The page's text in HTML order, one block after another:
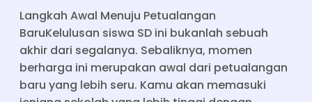
Langkah Awal Menuju Petualangan
BaruKelulusan siswa SD ini bukanlah sebuah
akhir dari segalanya. Sebaliknya, momen
berharga ini merupakan awal dari petualangan
baru yang lebih seru. Kamu akan memasuki